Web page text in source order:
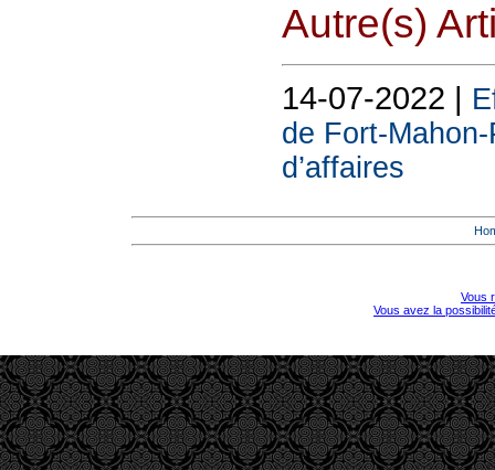
Autre(s)
14-07-2022 |
de Fort-
d’affaires
Vous
Vous avez la